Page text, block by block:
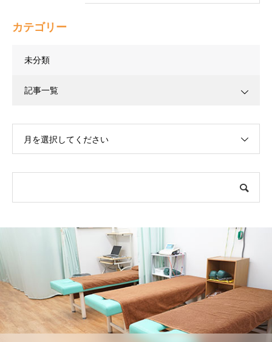
カテゴリー
未分類
記事一覧
月を選択してください